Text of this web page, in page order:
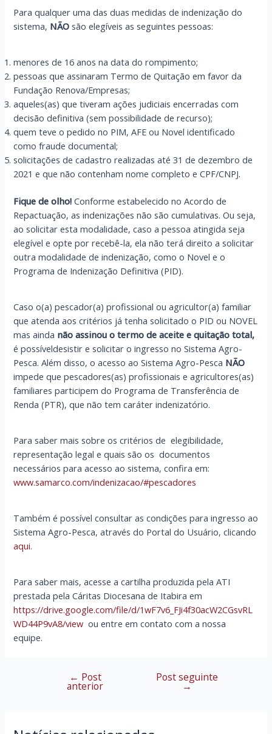
Para qualquer uma das duas medidas de indenização do
sistema, NÃO são elegíveis as seguintes pessoas:
menores de 16 anos na data do rompimento;
pessoas que assinaram Termo de Quitação em favor da
Fundação Renova/Empresas;
aqueles(as) que tiveram ações judiciais encerradas com
decisão definitiva (sem possibilidade de recurso);
quem teve o pedido no PIM, AFE ou Novel identificado
como fraude documental;
solicitações de cadastro realizadas até 31 de dezembro de
2021 e que não contenham nome completo e CPF/CNPJ.
Fique de olho!Conforme estabelecido no Acordo de
Repactuação, as indenizações não são cumulativas. Ou seja,
ao solicitar esta modalidade, caso a pessoa atingida seja
elegível e opte por recebê-la, ela não terá direito a solicitar
outra modalidade de indenização, como o Novel e o
Programa de Indenização Definitiva (PID).
Caso o(a) pescador(a) profissional ou agricultor(a) familiar
que atenda aos critérios já tenha solicitado o PID ou NOVEL
mas ainda não assinou o termo de aceite e quitação total,
é possíveldesistir e solicitar o ingresso no Sistema Agro-
Pesca. Além disso, o acesso ao Sistema Agro-Pesca NÃO
impede que pescadores(as) profissionais e agricultores(as)
familiares participem do Programa de Transferência de
Renda (PTR), que não tem caráter indenizatório.
Para saber mais sobre os critérios de elegibilidade,
representação legal e quais são os documentos
necessários para acesso ao sistema, confira em:
www.samarco.com/indenizacao/#pescadores
Também é possível consultar as condições para ingresso ao
Sistema Agro-Pesca, através do Portal do Usuário, clicando
aqui.
Para saber mais, acesse a cartilha produzida pela ATI
prestada pela Cáritas Diocesana de Itabira em
https://drive.google.com/file/d/1wF7v6_FJi4f30acW2CGsvRL
WD44P9vA8/view ou entre em contato com a nossa
equipe.
Navegação
← Post
anterior
Post seguinte
→